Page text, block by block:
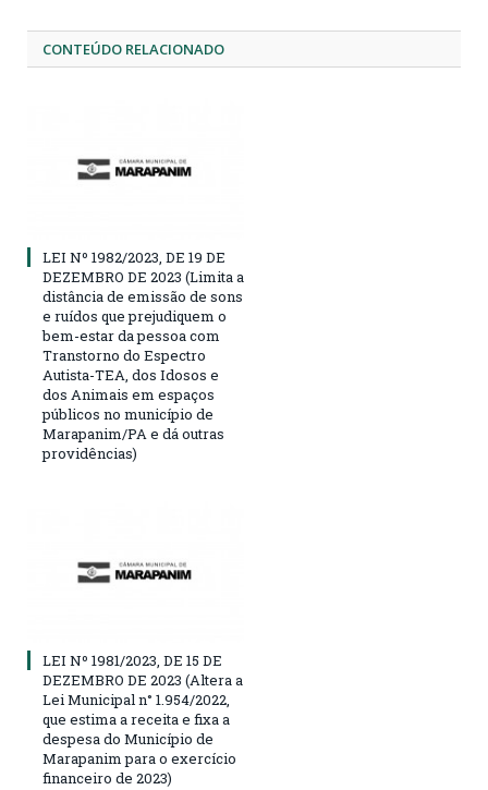
CONTEÚDO RELACIONADO
LEI Nº 1982/2023, DE 19 DE
DEZEMBRO DE 2023 (Limita a
distância de emissão de sons
e ruídos que prejudiquem o
bem-estar da pessoa com
Transtorno do Espectro
Autista-TEA, dos Idosos e
dos Animais em espaços
públicos no município de
Marapanim/PA e dá outras
providências)
LEI Nº 1981/2023, DE 15 DE
DEZEMBRO DE 2023 (Altera a
Lei Municipal n° 1.954/2022,
que estima a receita e fixa a
despesa do Município de
Marapanim para o exercício
financeiro de 2023)